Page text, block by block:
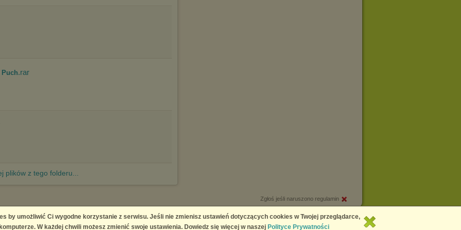
.rar
plików z tego folderu...
Zgłoś jeśli naruszono regulamin
infringement
Copyright © 2026Chomikuj.pl
by umożliwić Ci wygodne korzystanie z serwisu. Jeśli nie zmienisz ustawień dotyczących cookies w Twojej przeglądarce,
W każdej chwili możesz zmienić swoje ustawienia. Dowiedz się więcej w naszej Polityce Prywatności